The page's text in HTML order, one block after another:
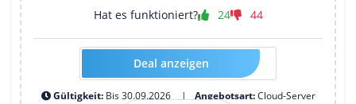
Hat es funktioniert? 24 44
HOSTTEST-VPSL90-2026-12M
Deal anzeigen
Gültigkeit:Bis 30.09.2026 Angebotsart:Cloud-Server